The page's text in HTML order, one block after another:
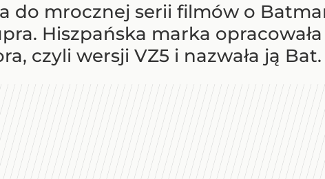
do mrocznej serii filmów o
Hiszpańska marka
czyli wersji VZ5 i nazwała ją Bat.